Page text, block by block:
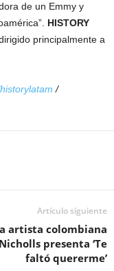
de un Emmy y
HISTORY
principalmente a
/
Artículo siguiente
artista colombiana
presenta ‘Te
faltó quererme’